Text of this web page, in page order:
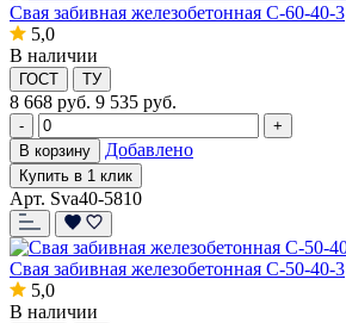
Свая забивная железобетонная С-60-40-3
5,0
В наличии
ГОСТ ТУ
8 668 руб. 9 535 руб.
-
+
В корзину
Добавлено
Купить в 1 клик
Арт. Sva40-5810
Свая забивная железобетонная С-50-40-3
5,0
В наличии